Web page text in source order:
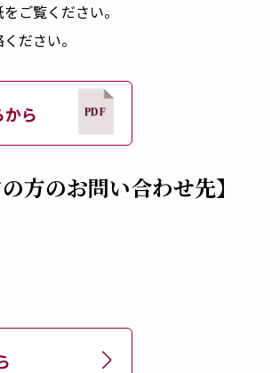
ご覧ください。
ださい。
ら
方のお問い合わせ先】